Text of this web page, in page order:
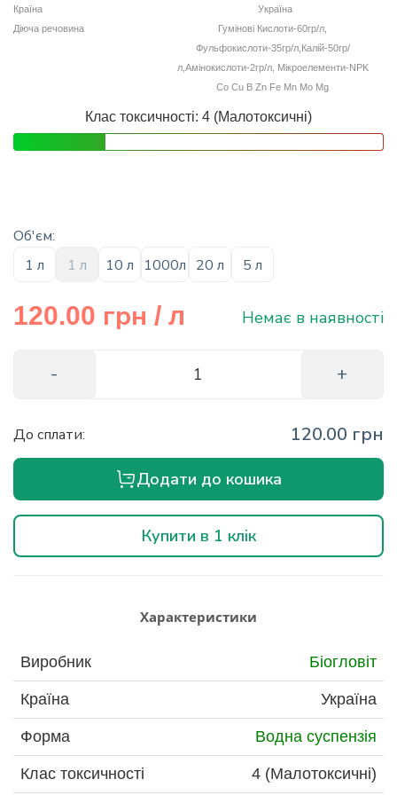
info@hectare.ua
Країна
Україна
Діюча речовина
Гумінові Кислоти-60гр/л,
Фульфокислоти-35гр/л,Калій-50гр/
л,Амінокислоти-2гр/л, Мікроелементи-NPK
Co Cu B Zn Fe Mn Mo Mg
Клас токсичності: 4 (Малотоксичні)
Об'єм:
1 л
1 л 10 л 1000л 20 л 5 л
120.00 грн / л Немає в наявності
До сплати: 120.00 грн
Додати до кошика
Купити в 1 клік
Характеристики
Виробник Біогловіт
Країна Україна
Форма Водна суспензія
Клас токсичності 4 (Малотоксичні)